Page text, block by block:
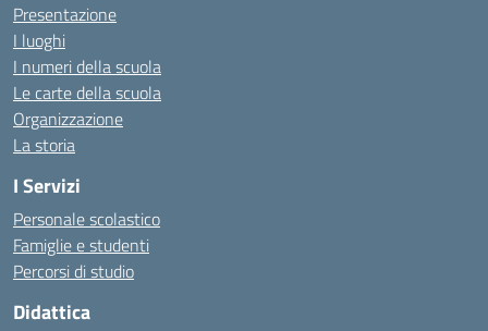
Presentazione
I luoghi
I numeri della scuola
Le carte della scuola
Organizzazione
La storia
I Servizi
Personale scolastico
Famiglie e studenti
Percorsi di studio
Didattica